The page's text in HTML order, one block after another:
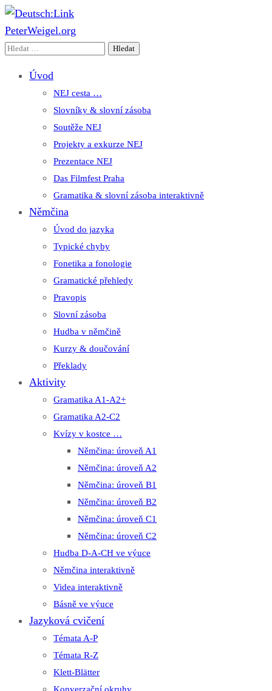
Deutsch:Link
Edu-Portál pro němčinu | Interaktiver Unterricht Deutsch als
Fremdsprache auf einen Blick
PeterWeigel.org
Vyhledávání
Úvod
NEJ cesta …
Slovníky & slovní zásoba
Soutěže NEJ
Projekty a exkurze NEJ
Prezentace NEJ
Das Filmfest Praha
Gramatika & slovní zásoba interaktivně
Němčina
Úvod do jazyka
Typické chyby
Fonetika a fonologie
Gramatické přehledy
Pravopis
Slovní zásoba
Hudba v němčině
Kurzy & doučování
Překlady
Aktivity
Gramatika A1-A2+
Gramatika A2-C2
Kvízy v kostce …
Němčina: úroveň A1
Němčina: úroveň A2
Němčina: úroveň B1
Němčina: úroveň B2
Němčina: úroveň C1
Němčina: úroveň C2
Hudba D-A-CH ve výuce
Němčina interaktivně
Videa interaktivně
Básně ve výuce
Jazyková cvičení
Témata A-P
Témata R-Z
Klett-Blätter